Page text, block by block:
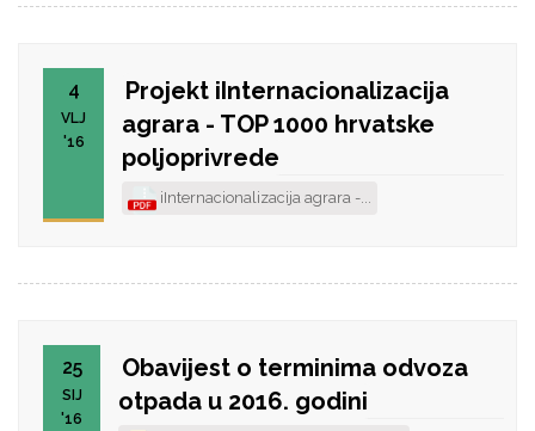
4
VLJ
'16
Projekt iInternacionalizacija
agrara - TOP 1000 hrvatske
poljoprivrede
iInternacionalizacija agrara -...
25
SIJ
'16
Obavijest o terminima odvoza
otpada u 2016. godini